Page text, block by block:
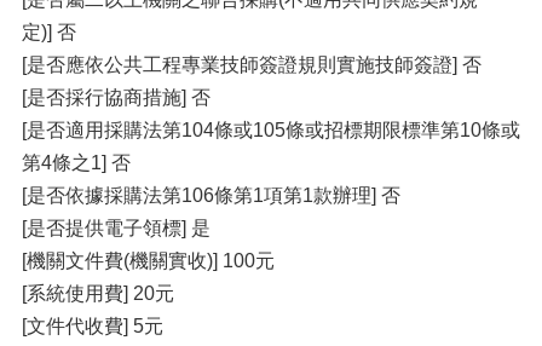
定)] 否
[是否應依公共工程專業技師簽證規則實施技師簽證] 否
[是否採行協商措施] 否
[是否適用採購法第104條或105條或招標期限標準第10條或
第4條之1] 否
[是否依據採購法第106條第1項第1款辦理] 否
[是否提供電子領標] 是
[機關文件費(機關實收)] 100元
[系統使用費] 20元
[文件代收費] 5元